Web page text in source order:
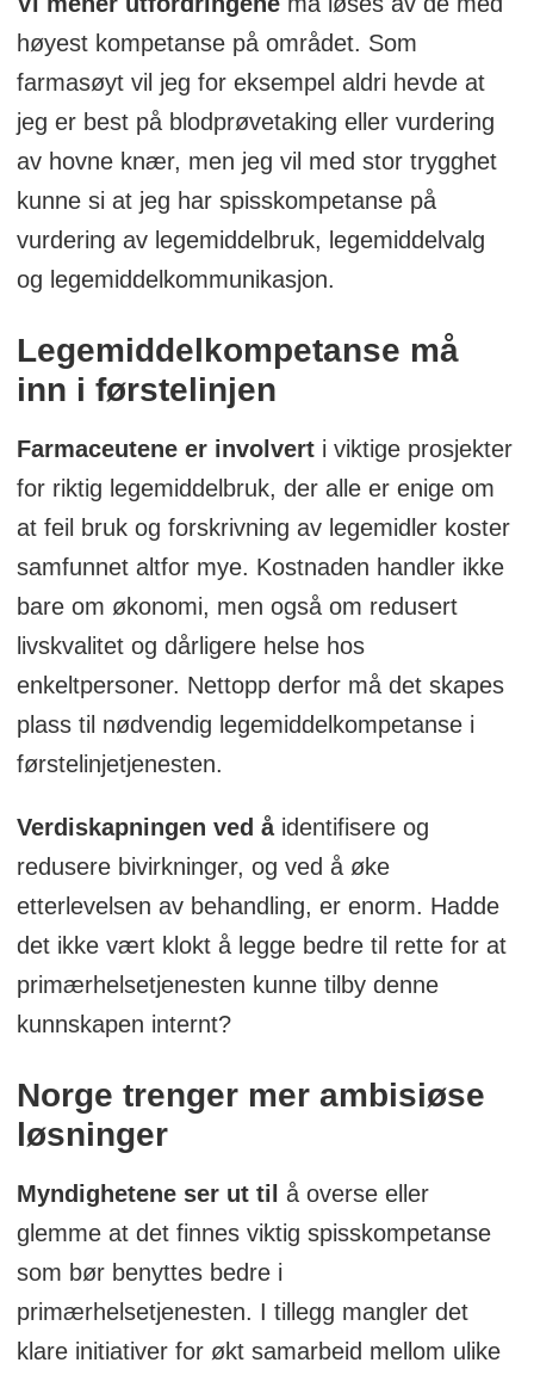
høyest kompetanse på området. Som
farmasøyt vil jeg for eksempel aldri hevde at
jeg er best på blodprøvetaking eller vurdering
av hovne knær, men jeg vil med stor trygghet
kunne si at jeg har spisskompetanse på
vurdering av legemiddelbruk, legemiddelvalg
og legemiddelkommunikasjon.
Legemiddelkompetanse må
inn i førstelinjen
Farmaceutene er involverti viktige prosjekter
for riktig legemiddelbruk, der alle er enige om
at feil bruk og forskrivning av legemidler koster
samfunnet altfor mye. Kostnaden handler ikke
bare om økonomi, men også om redusert
livskvalitet og dårligere helse hos
enkeltpersoner. Nettopp derfor må det skapes
plass til nødvendig legemiddelkompetanse i
førstelinjetjenesten.
Verdiskapningen ved åidentifisere og
redusere bivirkninger, og ved å øke
etterlevelsen av behandling, er enorm. Hadde
det ikke vært klokt å legge bedre til rette for at
primærhelsetjenesten kunne tilby denne
kunnskapen internt?
Norge trenger mer ambisiøse
løsninger
Myndighetene ser ut til å overse eller
glemme at det finnes viktig spisskompetanse
som bør benyttes bedre i
primærhelsetjenesten. I tillegg mangler det
klare initiativer for økt samarbeid mellom ulike